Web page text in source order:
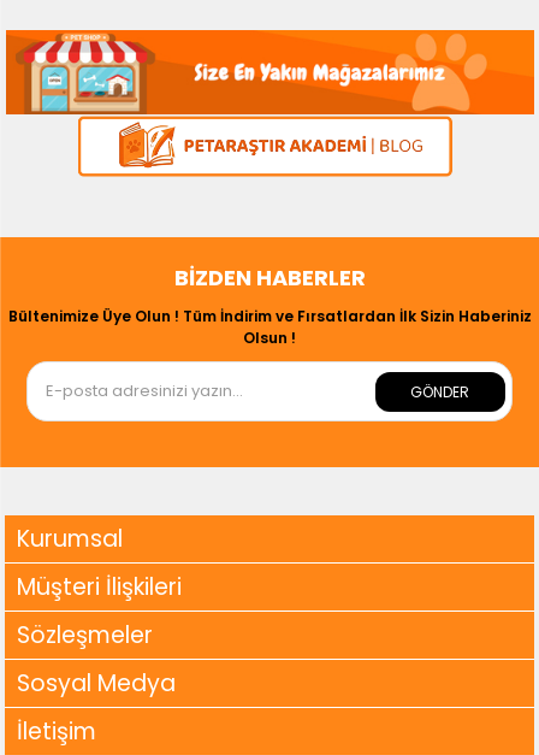
BIZDEN HABERLER
Bültenimize Üye Olun ! Tüm İndirim ve Fırsatlardan İlk Sizin Haberiniz
Olsun !
GÖNDER
Kurumsal
Müşteri İlişkileri
Sözleşmeler
Sosyal Medya
İletişim